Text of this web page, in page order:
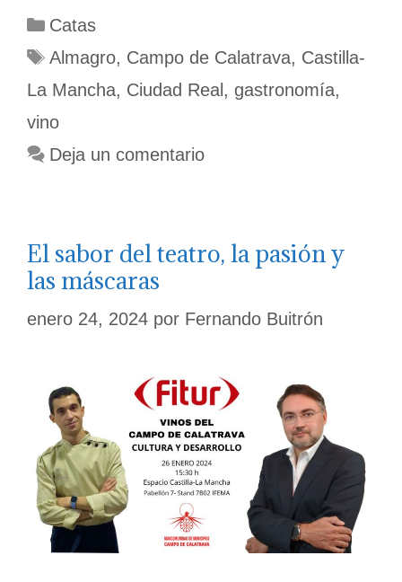
Categorías
Catas
Etiquetas
Almagro, Campo de Calatrava, Castilla-
La Mancha, Ciudad Real , gastronomía,
vino
Deja un comentario
El sabor del teatro, la pasión y
las máscaras
enero 24, 2024 por Fernando Buitrón